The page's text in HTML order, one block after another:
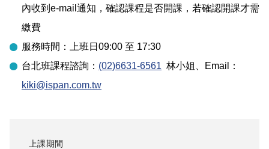
內收到e-mail通知，確認課程是否開課，若確認開課才需
繳費
服務時間：上班日09:00 至 17:30
台北班課程諮詢： (02)6631-6561 林小姐
、Email：
kiki@ispan.com.tw
上課期間